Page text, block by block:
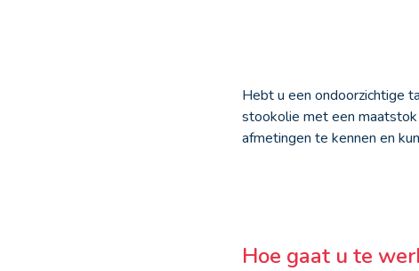
Hebt u een ondoorzichtige
stookolie met een
afmetingen te kennen en
Hoe gaat u te